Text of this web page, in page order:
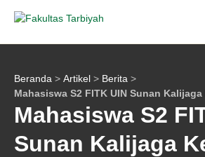
Beranda > Artikel > Berita >
Mahasiswa S2
Sunan Kalijaga